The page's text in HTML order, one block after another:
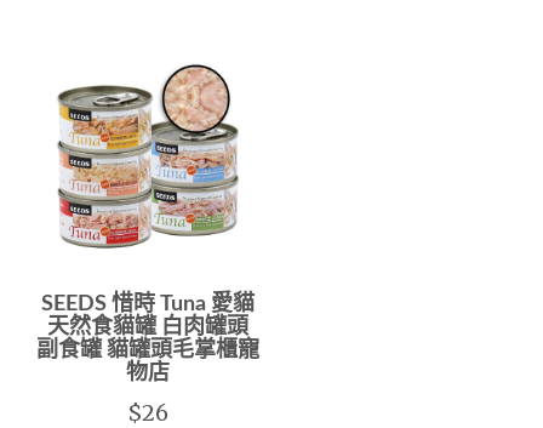
SEEDS 惜時 Tuna 愛貓
天然食貓罐 白肉罐頭
副食罐 貓罐頭毛掌櫃寵
物店
$26